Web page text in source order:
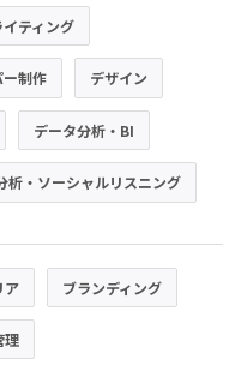
ティング
ー制作 デザイン
データ分析・BI
析・ソーシャルリスニング
ア ブランディング
理